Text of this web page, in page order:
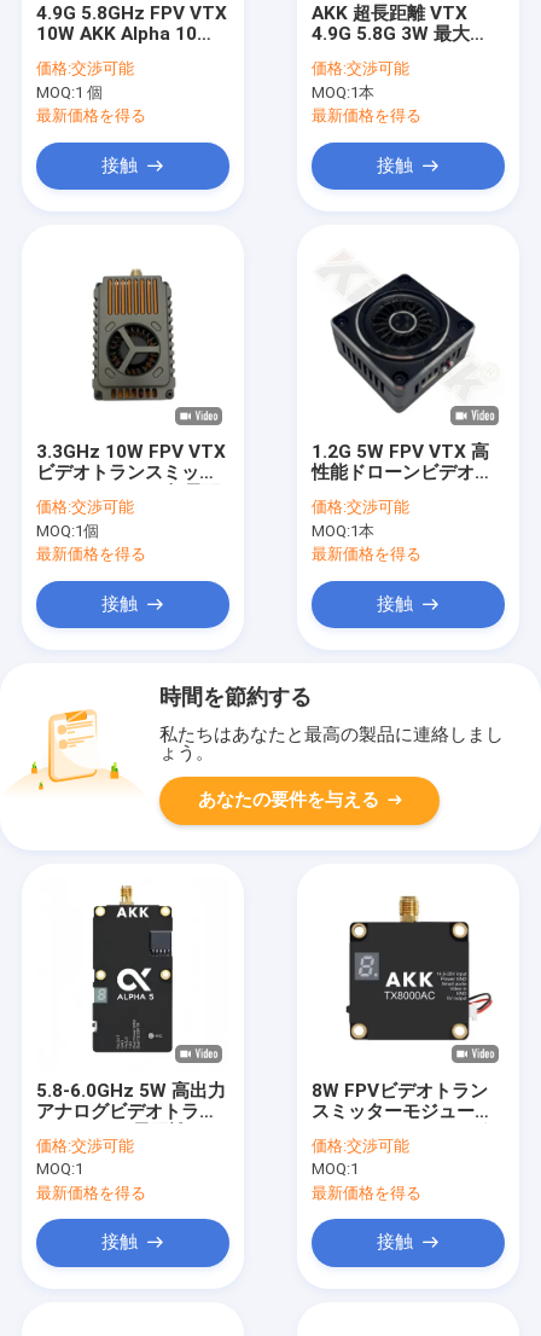
4.9G 5.8GHz FPV VTX
10W AKK Alpha 10
ンビデオトランスミッ
ター TBS
価格:交渉可能
MOQ:1 個
最新価格を得る
接触
AKK 超長距離 VTX
4.9G 5.8G 3W 最大
ンビデオトランスミッ
ション 80CHs
価格:交渉可能
MOQ:1本
最新価格を得る
接触
3.3GHz 10W FPV VTX
ビデオトランスミッタ
離
価格:交渉可能
MOQ:1個
最新価格を得る
接触
1.2G 5W FPV VTX 高
性能ドローンビデオト
UAV VTX モジュール
9CH
価格:交渉可能
MOQ:1本
最新価格を得る
接触
時間を節約する
私たちはあなたと最高の製品に連絡しまし
ょう。
あなたの要件を与える
5.8-6.0GHz 5W 高出力
アナログビデオトラン
ドローン用
価格:交渉可能
MOQ:1
最新価格を得る
接触
8W FPVビデオトラン
スミッターモジュール
ドローンアクセサリー
用
価格:交渉可能
MOQ:1
最新価格を得る
接触